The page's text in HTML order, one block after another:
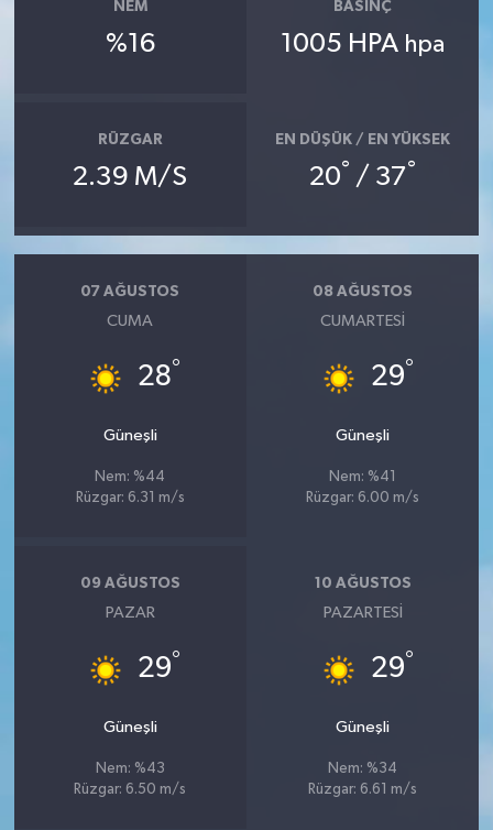
NEM
%16
BASINÇ
1005 HPA hpa
RÜZGAR
2.39 M/S
EN DÜŞÜK / EN YÜKSEK
20° / 37°
07 AĞUSTOS
CUMA
28°
Güneşli
Nem: %44
Rüzgar: 6.31 m/s
08 AĞUSTOS
CUMARTESI
29°
Güneşli
Nem: %41
Rüzgar: 6.00 m/s
09 AĞUSTOS
PAZAR
29°
Güneşli
Nem: %43
Rüzgar: 6.50 m/s
10 AĞUSTOS
PAZARTESI
29°
Güneşli
Nem: %34
Rüzgar: 6.61 m/s